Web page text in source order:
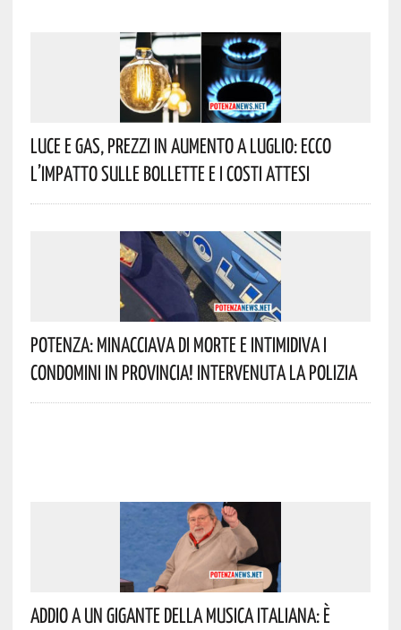
Luce E Gas, Prezzi In Aumento A Luglio: Ecco
L’impatto Sulle Bollette E I Costi Attesi
Potenza: Minacciava Di Morte E Intimidiva I
Condomini In Provincia! Intervenuta La Polizia
Addio A Un Gigante Della Musica Italiana: È